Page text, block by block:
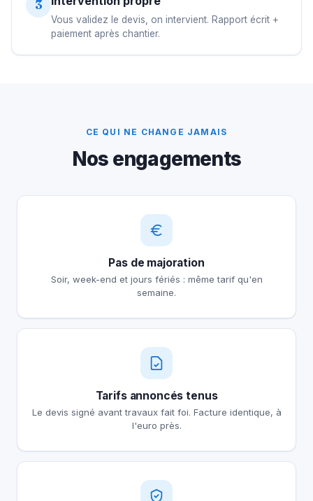
3
Vous validez le devis, on intervient. Rapport écrit +
paiement après chantier.
CE QUI NE CHANGE JAMAIS
Nos engagements
Pas de majoration
Soir, week-end et jours fériés : même tarif qu'en
semaine.
Tarifs annoncés tenus
Le devis signé avant travaux fait foi. Facture identique, à
l'euro près.